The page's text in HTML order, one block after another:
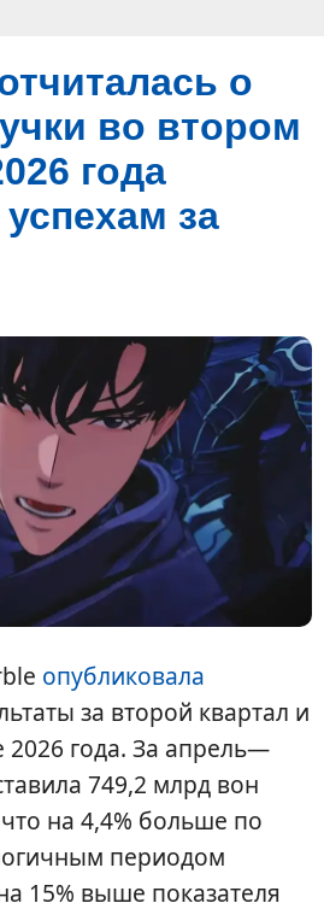
о
во втором
года
за
опубликовала
за второй квартал и
2026 года. За апрель—
749,2 млрд вон
на 4,4% больше по
периодом
15% выше показателя